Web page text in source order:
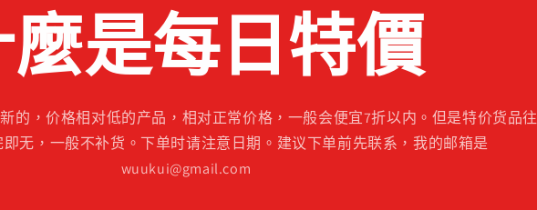
是每日特價
的，价格相对低的产品，相对正常价格，一般会便宜7折以内。但是特价货品往
无，一般不补货。下单时请注意日期。建议下单前先联系，我的邮箱是
wuukui@gmail.com